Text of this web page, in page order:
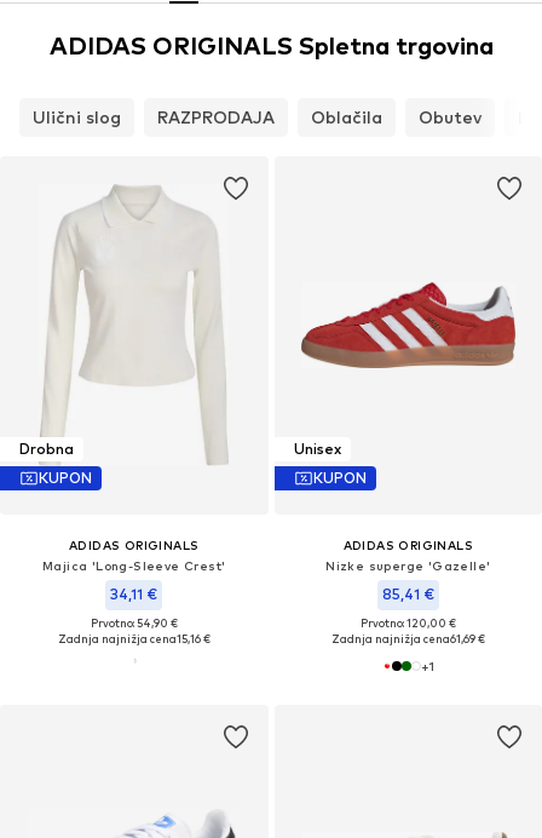
ADIDAS ORIGINALS Spletna trgovina
Ulični slog RAZPRODAJA Oblačila Obutev
Drobna
KUPON
ADIDAS ORIGINALS
Majica 'Long-Sleeve Crest'
34,11 €
Prvotno: 54,90 €
Zadnja najnižja cena15,16 €
Unisex
KUPON
ADIDAS ORIGINALS
Nizke superge 'Gazelle'
85,41 €
Prvotno: 120,00 €
Zadnja najnižja cena61,69 €
+1